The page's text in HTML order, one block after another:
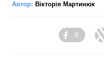
Автор: Вікторія Мартинюк
Facebook
8